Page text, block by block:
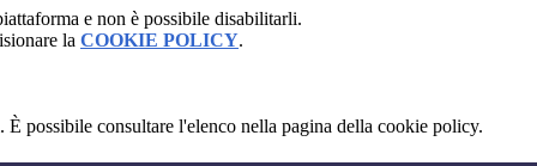
e non è possibile disabilitarli.
la COOKIE POLICY.
possibile consultare l'elenco nella pagina della cookie policy.